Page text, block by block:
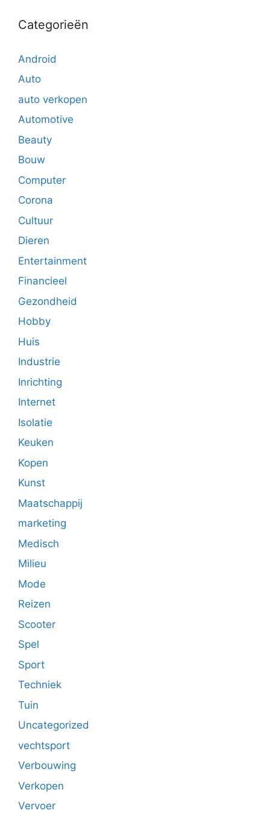
Categorieën
Android
Auto
auto verkopen
Automotive
Beauty
Bouw
Computer
Corona
Cultuur
Dieren
Entertainment
Financieel
Gezondheid
Hobby
Huis
Industrie
Inrichting
Internet
Isolatie
Keuken
Kopen
Kunst
Maatschappij
marketing
Medisch
Milieu
Mode
Reizen
Scooter
Spel
Sport
Techniek
Tuin
Uncategorized
vechtsport
Verbouwing
Verkopen
Vervoer